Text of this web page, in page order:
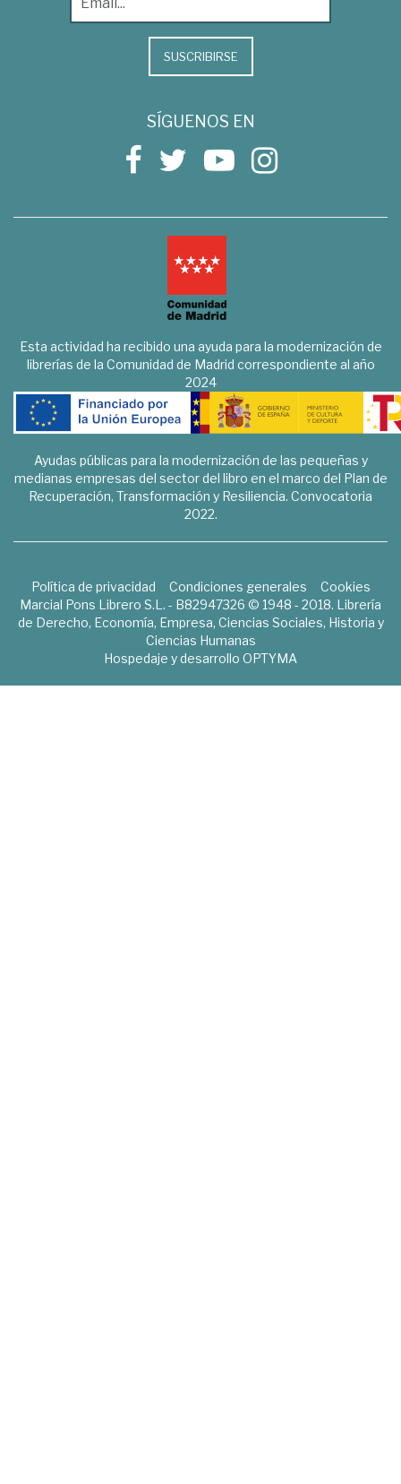
SUSCRIBIRSE
SÍGUENOS EN
Esta actividad ha recibido una ayuda para la modernización de
librerías de la Comunidad de Madrid correspondiente al año
2024
Ayudas públicas para la modernización de las pequeñas y
medianas empresas del sector del libro en el marco del Plan de
Recuperación, Transformación y Resiliencia. Convocatoria
2022.
Política de privacidad Condiciones generales
Cookies
Marcial Pons Librero S.L. - B82947326 © 1948 - 2018. Librería
de Derecho, Economía, Empresa, Ciencias Sociales, Historia y
Ciencias Humanas
Hospedaje y desarrollo OPTYMA